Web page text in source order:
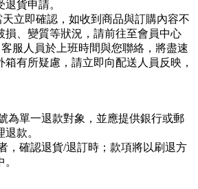
貨申請。
立即確認，如收到商品與訂購內容不
損、變質等狀況，請前往至會員中心
服人員於上班時間與您聯絡，將盡速
有所疑慮，請立即向配送人員反映，
為單一退款對象，並應提供銀行或郵
款。
，確認退貨/退訂時；款項將以刷退方